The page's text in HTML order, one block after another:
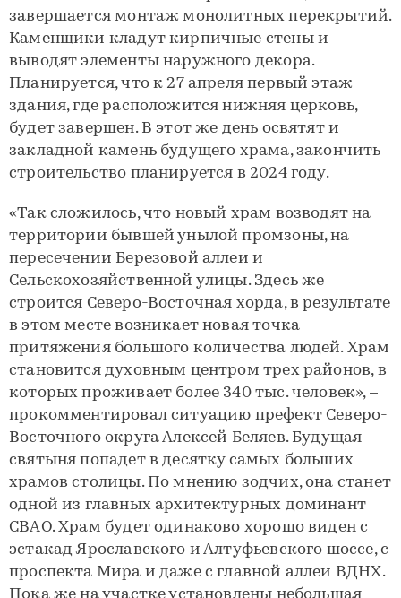
завершается монтаж монолитных перекрытий.
Каменщики кладут кирпичные стены и
выводят элементы наружного декора.
Планируется, что к 27 апреля первый этаж
здания, где расположится нижняя церковь,
будет завершен. В этот же день освятят и
закладной камень будущего храма, закончить
строительство планируется в 2024 году.
«Так сложилось, что новый храм возводят на
территории бывшей унылой промзоны, на
пересечении Березовой аллеи и
Сельскохозяйственной улицы. Здесь же
строится Северо-Восточная хорда, в результате
в этом месте возникает новая точка
притяжения большого количества людей. Храм
становится духовным центром трех районов, в
которых проживает более 340 тыс. человек», –
прокомментировал ситуацию префект Северо-
Восточного округа Алексей Беляев. Будущая
святыня попадет в десятку самых больших
храмов столицы. По мнению зодчих, она станет
одной из главных архитектурных доминант
СВАО. Храм будет одинаково хорошо виден с
эстакад Ярославского и Алтуфьевского шоссе, с
проспекта Мира и даже с главной аллеи ВДНХ.